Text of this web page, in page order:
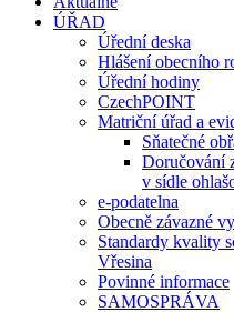
ÚŘAD
Úřední deska
Hlášení obecního
Úřední hodiny
CzechPOINT
Matriční úřad a
Sňatečné
Doručování
v sídle
e-podatelna
Obecně závazné
Standardy kvality
Vřesina
Povinné informace
SAMOSPRÁVA